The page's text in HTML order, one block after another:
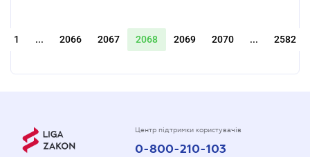
1 ... 2066 2067 2068 2069 2070 ... 2582
Центр підтримки користувачів
0-800-210-103